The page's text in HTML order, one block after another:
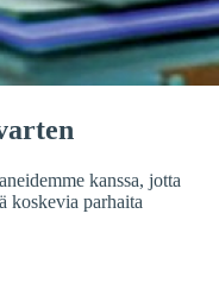
kanssa, jotta
koskevia parhaita